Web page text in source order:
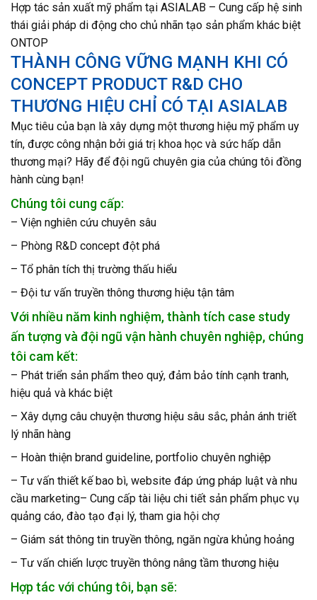
Hợp tác sản xuất mỹ phẩm tại ASIALAB – Cung cấp hệ sinh
thái giải pháp di động cho chủ nhãn tạo sản phẩm khác biệt
ONTOP
THÀNH CÔNG VỮNG MẠNH KHI CÓ
CONCEPT PRODUCT R&D CHO
THƯƠNG HIỆU CHỈ CÓ TẠI ASIALAB
Mục tiêu của bạn là xây dựng một thương hiệu mỹ phẩm uy
tín, được công nhận bởi giá trị khoa học và sức hấp dẫn
thương mại? Hãy để đội ngũ chuyên gia của chúng tôi đồng
hành cùng bạn!
Chúng tôi cung cấp:
– Viện nghiên cứu chuyên sâu
– Phòng R&D concept đột phá
– Tổ phân tích thị trường thấu hiểu
– Đội tư vấn truyền thông thương hiệu tận tâm
Với nhiều năm kinh nghiệm, thành tích case study
ấn tượng và đội ngũ vận hành chuyên nghiệp, chúng
tôi cam kết:
– Phát triển sản phẩm theo quý, đảm bảo tính cạnh tranh,
hiệu quả và khác biệt
– Xây dựng câu chuyện thương hiệu sâu sắc, phản ánh triết
lý nhãn hàng
– Hoàn thiện brand guideline, portfolio chuyên nghiệp
– Tư vấn thiết kế bao bì, website đáp ứng pháp luật và nhu
cầu marketing– Cung cấp tài liệu chi tiết sản phẩm phục vụ
quảng cáo, đào tạo đại lý, tham gia hội chợ
– Giám sát thông tin truyền thông, ngăn ngừa khủng hoảng
– Tư vấn chiến lược truyền thông nâng tầm thương hiệu
Hợp tác với chúng tôi, bạn sẽ: